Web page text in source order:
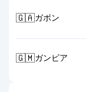
🇬🇦ガボン
🇬🇲ガンビア